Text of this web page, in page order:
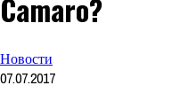
Camaro?
Новости
07.07.2017